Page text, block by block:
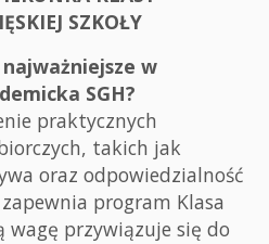
SZKOŁY
w
SGH?
praktycznych
takich jak
oraz odpowiedzialność
program Klasa
wagę przywiązuje się do